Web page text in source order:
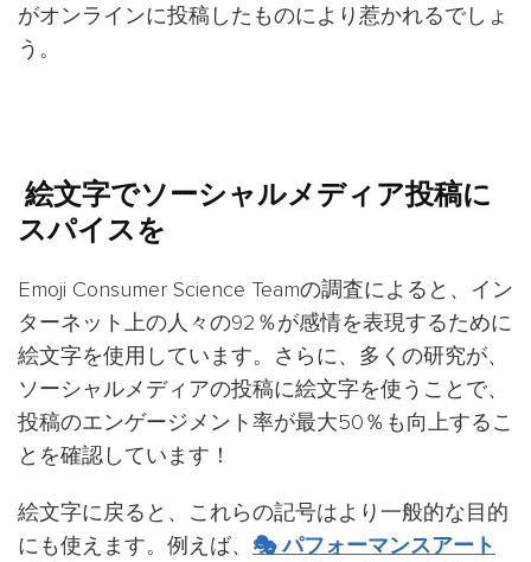
がオンラインに投稿したものにより惹かれるでしょ
う。
絵文字でソーシャルメディア投稿に
スパイスを
Emoji Consumer Science Teamの調査によると、イン
ターネット上の人々の92％が感情を表現するために
絵文字を使用しています。さらに、多くの研究が、
ソーシャルメディアの投稿に絵文字を使うことで、
投稿のエンゲージメント率が最大50％も向上するこ
とを確認しています！
絵文字に戻ると、これらの記号はより一般的な目的
にも使えます。例えば、 🎭 パフォーマンスアート